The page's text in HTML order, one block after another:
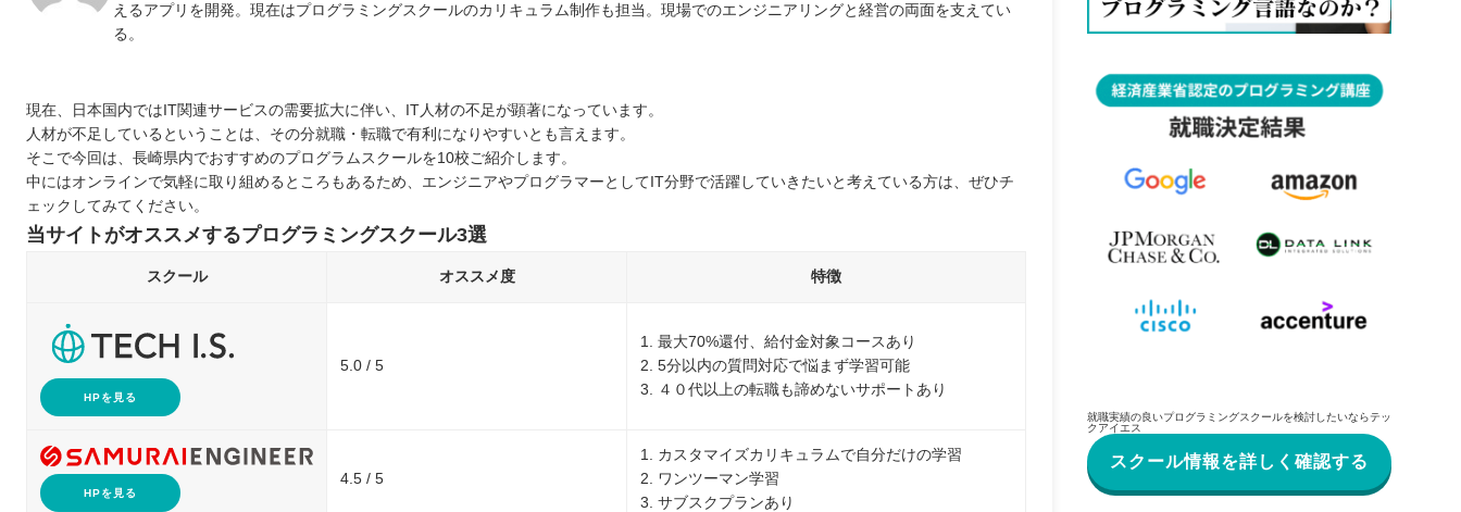
えるアプリを開発。現在はプログラミングスクールのカリキュラム制作も担当。現場でのエンジニアリングと経営の両面を支えてい
る。
現在、日本国内ではIT関連サービスの需要拡大に伴い、IT人材の不足が顕著になっています。
人材が不足しているということは、その分就職・転職で有利になりやすいとも言えます。
そこで今回は、長崎県内でおすすめのプログラムスクールを10校ご紹介します。
中にはオンラインで気軽に取り組めるところもあるため、エンジニアやプログラマーとしてIT分野で活躍していきたいと考えている方は、ぜひチ
ェックしてみてください。
当サイトがオススメするプログラミングスクール3選
スクール オススメ度 特徴
HPを見る
5.0 / 5
1. 最大70%還付、給付金対象コースあり
2. 5分以内の質問対応で悩まず学習可能
3. ４０代以上の転職も諦めないサポートあり
HPを見る
4.5 / 5
1. カスタマイズカリキュラムで自分だけの学習
2. ワンツーマン学習
3. サブスクプランあり
就職実績の良いプログラミングスクールを検討したいならテッ
クアイエス
スクール情報を詳しく確認する